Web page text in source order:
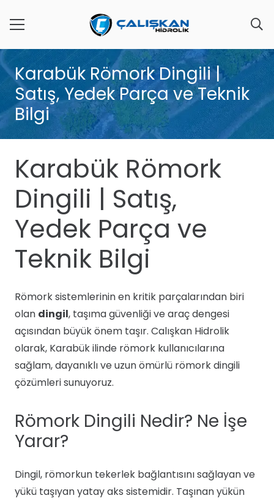
Karabük Römork Dingili |
Satış, Yedek Parça ve Teknik
Bilgi
Karabük Römork
Dingili | Satış,
Yedek Parça ve
Teknik Bilgi
Römork sistemlerinin en kritik parçalarından biri
olan dingil, taşıma güvenliği ve araç dengesi
açısından büyük önem taşır. Calışkan Hidrolik
olarak, Karabük ilinde römork kullanıcılarına
sağlam, dayanıklı ve uzun ömürlü römork dingili
çözümleri sunuyoruz.
Römork Dingili Nedir? Ne İşe
Yarar?
Dingil, römorkun tekerlek bağlantısını sağlayan ve
yükü taşıyan yatay aks sistemidir. Taşınan yükün